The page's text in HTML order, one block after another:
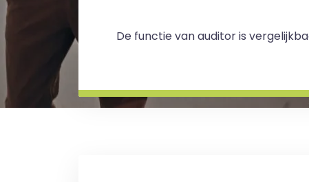
De functie van auditor is